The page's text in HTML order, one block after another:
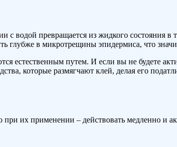
с водой превращается из жидкого состояния в
глубже в микротрещины эпидермиса, что
естественным путем. И если вы не будете
которые размягчают клей, делая его
их применении – действовать медленно и